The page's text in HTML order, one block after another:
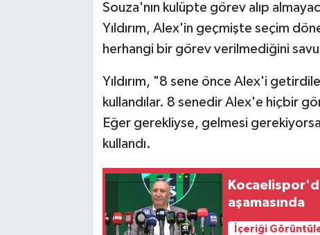
Souza'nın kulüpte görev alıp
Yıldırım, Alex'in geçmişte seçim
herhangi bir görev verilmediğini
Yıldırım, "8 sene önce Alex'i
kullandılar. 8 senedir Alex'e hiçbir
Eğer gerekliyse, gelmesi
kullandı.
aşamasında
İçeriği